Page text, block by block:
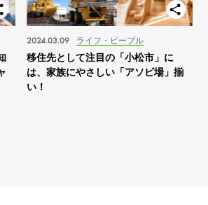
ライフ・ピープル
2024.03.09
移住先として注目の「小松市」に
は、家族にやさしい「アソビ場」揃
い！